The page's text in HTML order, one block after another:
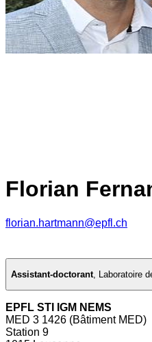
Florian
florian.hartmann@epfl.ch
Assistant-doctorant, Laboratoire
EPFL STI IGM NEMS
MED 3 1426 (Bâtiment MED)
Station 9